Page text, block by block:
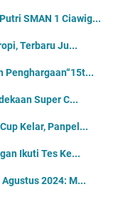
SMAN 1 Ciawig...
Terbaru Ju...
Penghargaan“15t...
Super C...
Kelar, Panpel...
Ikuti Tes Ke...
2024: M...